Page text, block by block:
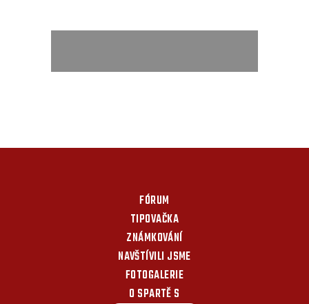
FÓRUM
TIPOVAČKA
ZNÁMKOVÁNÍ
NAVŠTÍVILI JSME
FOTOGALERIE
O SPARTĚ S